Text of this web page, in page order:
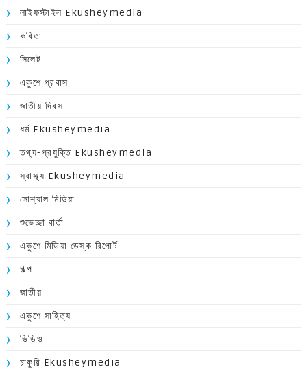
লাইফস্টাইল Ekusheymedia
কবিতা
সিলেট
একুশে প্রবাস
জাতীয় দিবস
ধর্ম Ekusheymedia
তথ্য-প্রযুক্তি Ekusheymedia
স্বাস্থ্য Ekusheymedia
সোশ্যাল মিডিয়া
শুভেচ্ছা বার্তা
একুশে মিডিয়া ডেস্ক রিপোর্ট
গল্প
জাতীয়
একুশে সাহিত্য
ভিডিও
চাকুরি Ekusheymedia